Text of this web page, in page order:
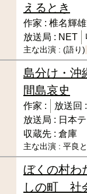
えるとき
作家 : 椎名輝雄
放送局 : NET
主な出演 : (語り)
島分け・沖
間島哀史
作家 :
放送回 :
放送局 : 日本
収蔵先 : 倉庫
主な出演 : 平良
ぼくの村わ
しの町 社